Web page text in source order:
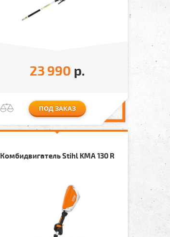
23 990 р.
ПОД ЗАКАЗ
Комбидвигатель Stihl KMA 130 R